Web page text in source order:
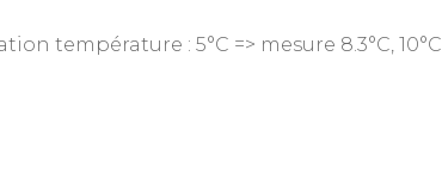
température : 5°C => mesure 8.3°C, 10°C